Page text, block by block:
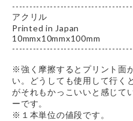
アクリル
Printed in Japan
10mmx10mmx100mm
※強く摩擦するとプリント面
い。どうしても使用して行く
がそれもかっこいいと感じて
ーです。
※１本単位の値段です。